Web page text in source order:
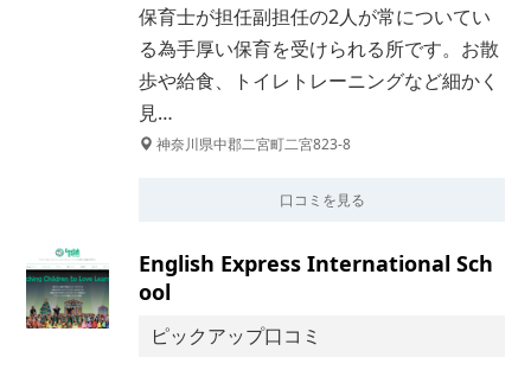
保育士が担任副担任の2人が常についてい
る為手厚い保育を受けられる所です。お散
歩や給食、トイレトレーニングなど細かく
見…
神奈川県中郡二宮町二宮823-8
口コミを見る
English Express International Sch
ool
ピックアップ口コミ